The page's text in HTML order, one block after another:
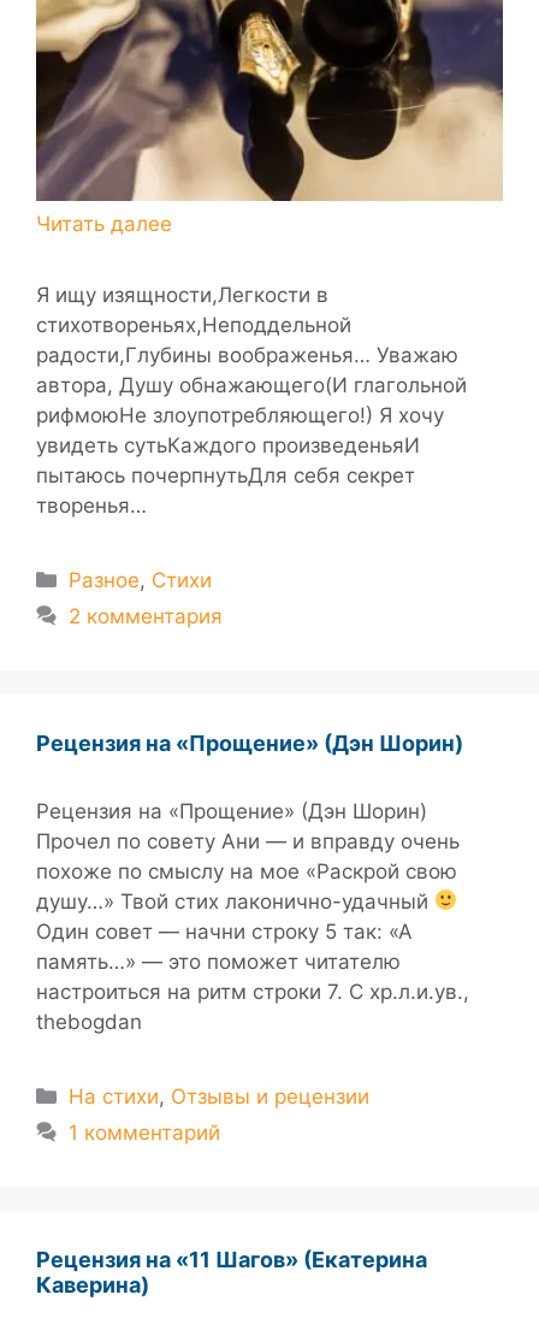
Я ищу изящности,Легкости в
стихотвореньях,Неподдельной
радости,Глубины воображенья… Уважаю
автора, Душу обнажающего(И глагольной
рифмоюНе злоупотребляющего!) Я хочу
увидеть сутьКаждого произведеньяИ
пытаюсь почерпнутьДля себя секрет
творенья…
Рубрики
Разное, Стихи
2 комментария
Рецензия на «Прощение» (Дэн Шорин)
Рецензия на «Прощение» (Дэн Шорин)
Прочел по совету Ани — и вправду очень
похоже по смыслу на мое «Раскрой свою
душу…» Твой стих лаконично-удачный
Один совет — начни строку 5 так: «А
память…» — это поможет читателю
настроиться на ритм строки 7. С хр.л.и.ув.,
thebogdan
Рубрики
На стихи, Отзывы и рецензии
1 комментарий
Рецензия на «11 Шагов» (Екатерина
Каверина)